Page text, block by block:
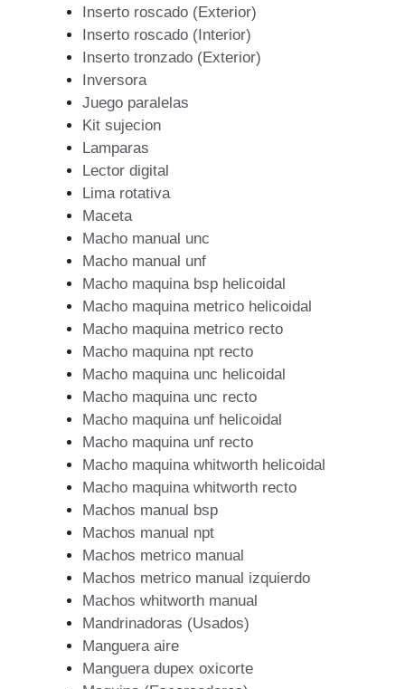
Inserto roscado (Exterior)
Inserto roscado (Interior)
Inserto tronzado (Exterior)
Inversora
Juego paralelas
Kit sujecion
Lamparas
Lector digital
Lima rotativa
Maceta
Macho manual unc
Macho manual unf
Macho maquina bsp helicoidal
Macho maquina metrico helicoidal
Macho maquina metrico recto
Macho maquina npt recto
Macho maquina unc helicoidal
Macho maquina unc recto
Macho maquina unf helicoidal
Macho maquina unf recto
Macho maquina whitworth helicoidal
Macho maquina whitworth recto
Machos manual bsp
Machos manual npt
Machos metrico manual
Machos metrico manual izquierdo
Machos whitworth manual
Mandrinadoras (Usados)
Manguera aire
Manguera dupex oxicorte